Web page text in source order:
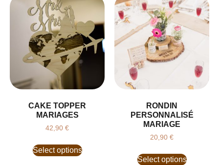
CAKE TOPPER
MARIAGES
42,90 €
Select options
RONDIN
PERSONNALISÉ
MARIAGE
20,90 €
Select options